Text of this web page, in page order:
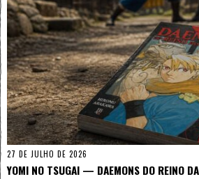
27 DE JULHO DE 2026
YOMI NO TSUGAI — DAEMONS DO REINO